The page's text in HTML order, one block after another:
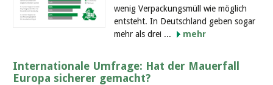
wenig Verpackungsmüll wie möglich
entsteht. In Deutschland geben sogar
mehr als drei ...
mehr
Internationale Umfrage: Hat der Mauerfall
Europa sicherer gemacht?